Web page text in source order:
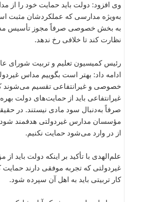
وی افزود: دولت باید حمایت خود را از
به‌ویژه مدارسی که عملکردشان مثبت
به بخش خصوصی صرفاً مجوز تأسیس
نظارت کند تا خلافی رخ ندهد.
رئیس کمیسیون تعلیم و تربیت شورای
ادامه داد: بهتر است بگوییم مداس
خصوصی و غیرانتفاعی تقسیم می‌شوند
غیرانتفاعی باید از حمایت‌های دولت
صرفاً به‌دنبال سود مادی نیستند. در
مؤسسان مدارس غیردولتی هدفمند شود
از در وارد می‌شود حمایت نکنیم.
علم‌الهدی با تأکید بر اینکه دولت باید
غیردولتی که تجربه موفقی دارند حمایت
کار تربیتی باید به اهل آن سپرده شود.